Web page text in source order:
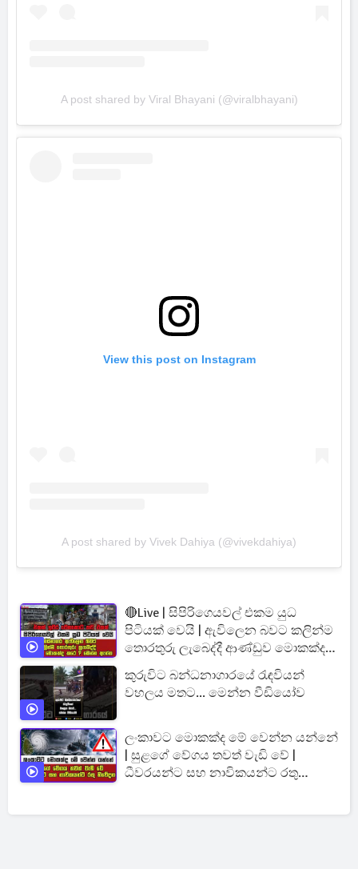
A post shared by Viral Bhayani (@viralbhayani)
View this post on Instagram
A post shared by Vivek Dahiya (@vivekdahiya)
🔴Live | සිපිරිගෙයවල් එකම යුධ
පිටියක් වෙයි | ඇවිලෙන බවට කලින්ම
තොරතුරු ලැබෙද්දී ආණ්ඩුව මොකක්ද
කරේ ?
කුරුවිට බන්ධනාගාරයේ රැඳවියන්
වහලය මතට... මෙන්න වීඩියෝව
ලංකාවට මොකක්ද මේ වෙන්න යන්නේ
| සුළගේ වේගය තවත් වැඩි වේ |
ධීවරයන්ට සහ නාවිකයන්ට රතු